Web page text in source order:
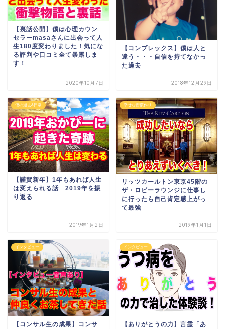
【裏話公開】僕は心理カウン
セラーmasaさんに出会って人
生180度変わりました！気にな
る評判や口コミ全て暴露しま
す！
2020年10月7日
【コンプレックス】僕は人と
違う・・・自信を持てなかっ
た過去
2018年12月29日
僕の過去&日常
【謹賀新年】1年もあれば人生
は変えられる話 2019年を振
り返る
2019年1月2日
幸せな習慣作り
リッツカールトン東京45階の
ザ・ロビーラウンジに仕事し
に行ったら自己肯定感上がっ
て最強
2019年1月1日
インタビュー
【コンサル生の成果】コンサ
インタビュー
【ありがとうの力】言霊「あ